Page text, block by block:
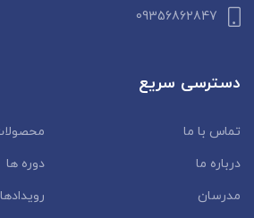
09356862847
دسترسی سریع
تماس با ما
درباره ما
دوره ها
مدرسان
رویدادها